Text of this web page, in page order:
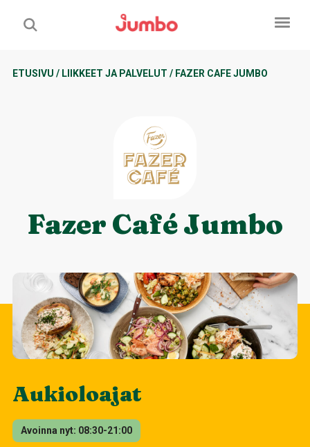
ETUSIVU / LIIKKEET JA PALVELUT / FAZER CAFE JUMBO
Fazer Café Jumbo
Aukioloajat
Avoinna nyt 08:30-21:00